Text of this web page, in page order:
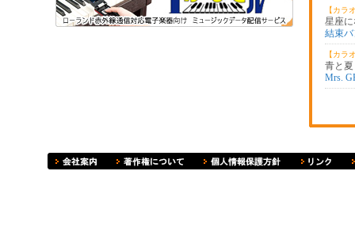
【カラ
星座
結束
【カラ
青と夏
Mrs.